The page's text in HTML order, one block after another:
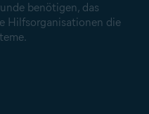
benötigen, das
Hilfsorganisationen die